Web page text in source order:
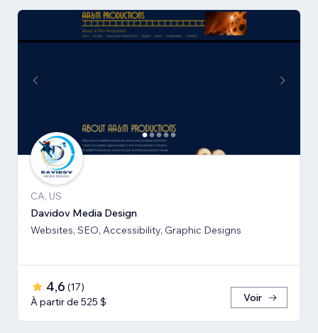
CA, US
Davidov Media Design
Websites, SEO, Accessibility, Graphic Designs
4,6 (17)
À partir de 525 $
Voir